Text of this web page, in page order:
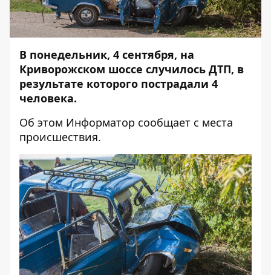
В понедельник, 4 сентября, на
Криворожском шоссе случилось ДТП, в
результате которого пострадали 4
человека.
Об этом Информатор сообщает с места
происшествия.